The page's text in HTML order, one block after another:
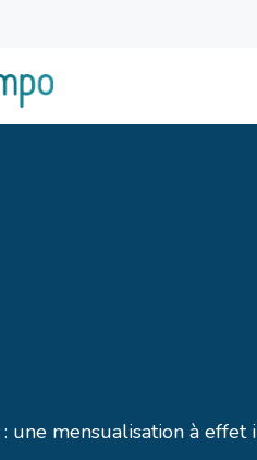
une mensualisation à effet